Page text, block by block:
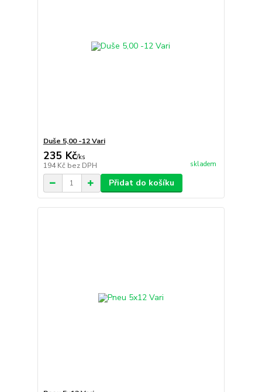
Duše 5,00 -12 Vari
235 Kč/ks
194 Kč bez DPH skladem
Přidat do košíku